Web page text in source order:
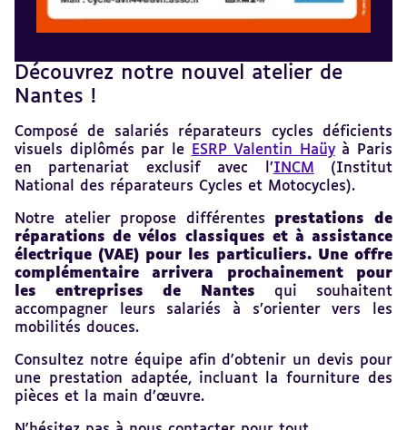
Découvrez notre nouvel atelier de
Nantes !
Composé de salariés réparateurs cycles déficients
visuels diplômés par le
ESRP Valentin Haüyà Paris
en partenariat exclusif avec l’INCM (Institut
National des réparateurs Cycles et Motocycles).
Notre atelier propose différentes prestations de
réparations de vélos classiques et à assistance
électrique (VAE) pour les particuliers. Une offre
complémentaire arrivera prochainement pour
les entreprises de Nantes qui souhaitent
accompagner leurs salariés à s’orienter vers les
mobilités douces.
Consultez notre équipe afin d'obtenir un devis pour
une prestation adaptée, incluant la fourniture des
pièces et la main d’œuvre.
Revenir
au
sommaire